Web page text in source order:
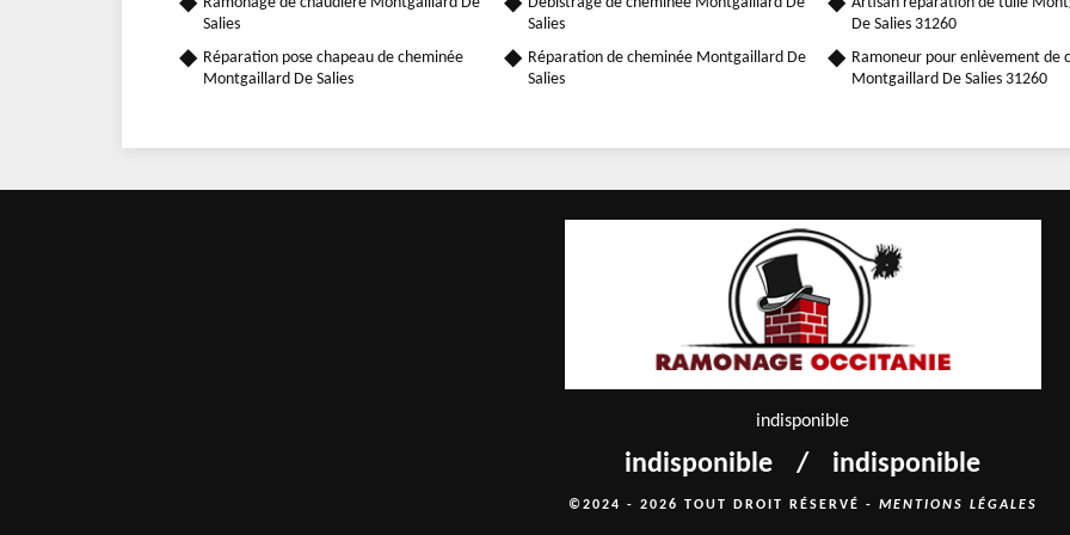
Salies
Réparation pose chapeau de cheminée
Montgaillard De Salies
Salies
Réparation de cheminée Montgaillard De
Salies
De Salies 31260
Ramoneur pour enlèvement de
Montgaillard De Salies 31260
indisponible
indisponible / indisponible
©2024 - 2026 TOUT DROIT RÉSERVÉ - MENTIONS LÉGALES